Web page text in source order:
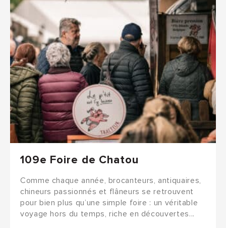
109e Foire de Chatou
Comme chaque année, brocanteurs, antiquaires,
chineurs passionnés et flâneurs se retrouvent
pour bien plus qu’une simple foire : un véritable
voyage hors du temps, riche en découvertes...